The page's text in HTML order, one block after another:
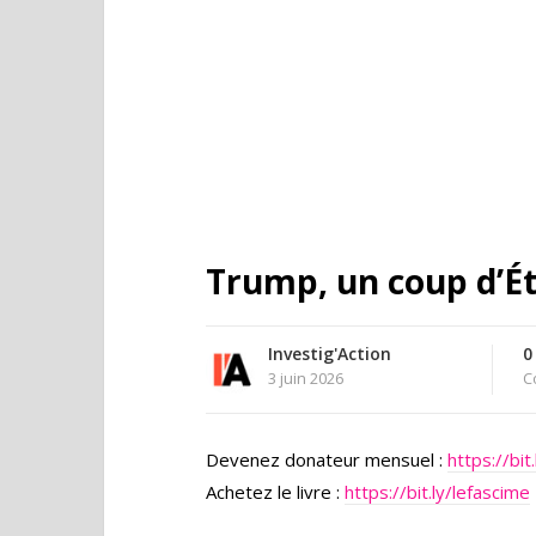
Trump, un coup
Investig'Action
3 juin 2026
0
Devenez donateur mensuel : https://
Achetez le livre : https://bit.ly/lefascime